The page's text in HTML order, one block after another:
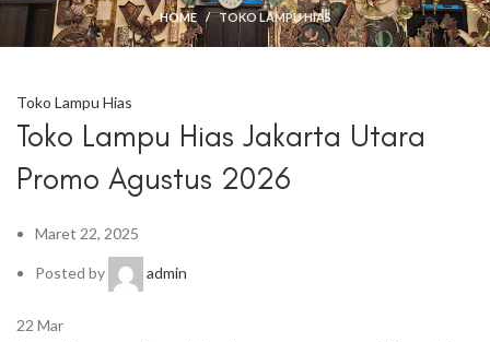
HOME TOKO LAMPU HIAS
Toko Lampu Hias
Toko Lampu Hias Jakarta Utara
Promo Agustus 2026
Maret 22, 2025
Posted by admin
22 Mar